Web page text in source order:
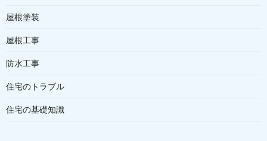
屋根塗装
屋根工事
防水工事
住宅のトラブル
住宅の基礎知識